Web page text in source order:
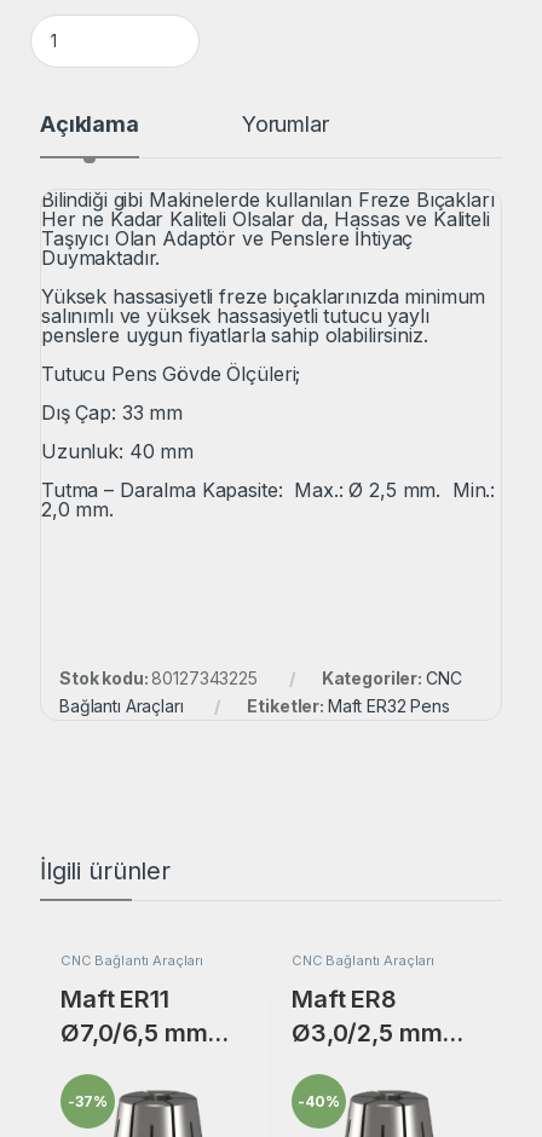
Maft ER32 Ø2,5/2,0 mm Freze Bıçak Bağlantı Adaptörü
Açıklama Yorumlar
Bilindiği gibi Makinelerde kullanılan Freze Bıçakları
Her ne Kadar Kaliteli Olsalar da, Hassas ve Kaliteli
Taşıyıcı Olan Adaptör ve Penslere İhtiyaç
Duymaktadır.
Yüksek hassasiyetli freze bıçaklarınızda minimum
salınımlı ve yüksek hassasiyetli tutucu yaylı
penslere uygun fiyatlarla sahip olabilirsiniz.
Tutucu Pens Gövde Ölçüleri;
Dış Çap: 33 mm
Uzunluk: 40 mm
Tutma – Daralma Kapasite: Max.: Ø 2,5 mm. Min.:
2,0 mm.
Stok kodu: 80127343225 Kategoriler: CNC
Bağlantı Araçları
Etiketler: Maft ER32 Pens
İlgili ürünler
CNC Bağlantı Araçları
Maft ER11
Ø7,0/6,5 mm
Freze Bıçak
Bağlantı
-37%
CNC Bağlantı Araçları
Maft ER8
Ø3,0/2,5 mm
Freze Bıçak
Bağlantı
-40%